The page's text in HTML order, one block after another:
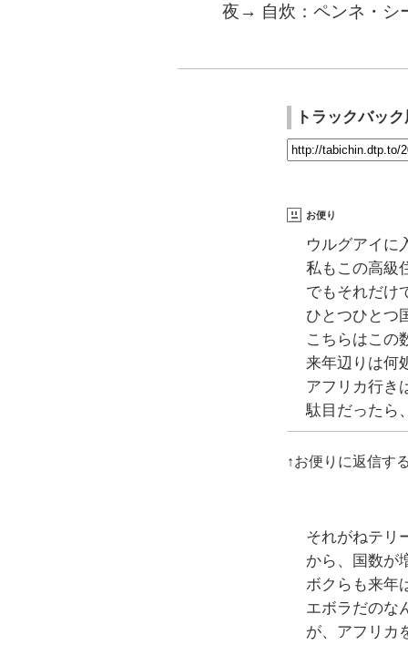
夜→ 自炊：ペンネ・シ
トラックバッ
お便り
ウルグアイに
私もこの高級
でもそれだけ
ひとつひとつ
こちらはこの
来年辺りは何
アフリカ行き
駄目だったら
↑お便りに返信す
それがねテリ
から、国数が
ボクらも来年
エボラだのな
が、アフリカ